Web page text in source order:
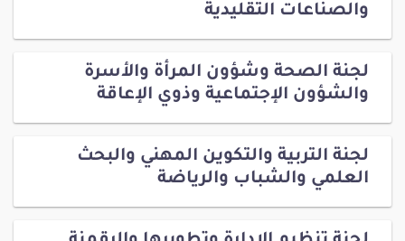
والصناعات التقليدية
لجنة الصحة وشؤون المرأة والأسرة
والشؤون الإجتماعية وذوي الإعاقة
لجنة التربية والتكوين المهني والبحث
العلمي والشباب والرياضة